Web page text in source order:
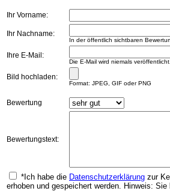
Ihr Vorname:
Ihr Nachname:
In der öffentlich sichtbaren
Ihre E-Mail:
Die E-Mail wird niemals veröffentlicht.
Bild hochladen:
Format: JPEG, GIF oder PNG
Bewertung
Bewertungstext:
*Ich habe die Datenschutzerklärung zur
erhoben und gespeichert werden. Hinweis: